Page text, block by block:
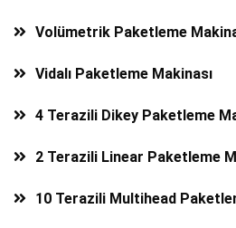
Volümetrik Paketleme
Vidalı Paketleme Makinası
4 Terazili Dikey Paketleme
2 Terazili Linear Paketleme
10 Terazili Multihead